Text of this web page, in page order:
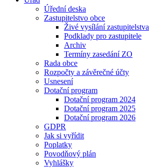
Úřední deska
Zastupitelstvo obce
Živé vysílání zastupitelstva
Podklady pro zastupitele
Archiv
Termíny zasedání ZO
Rada obce
Rozpočty a závěrečné účty
Usnesení
Dotační program
Dotační program 2024
Dotační program 2025
Dotační program 2026
GDPR
Jak si vyřídit
Poplatky
Povodňový plán
Vyhlášky